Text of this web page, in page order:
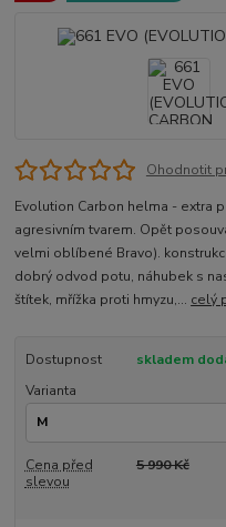
Ohodnotit
Evolution Carbon helma - extra
agresivním tvarem. Opět
velmi oblíbené Bravo).
dobrý odvod potu, náhubek s
štítek, mřížka proti hmyzu,... celý
Dostupnost
skladem
Varianta
Cena před
slevou
5 990 Kč